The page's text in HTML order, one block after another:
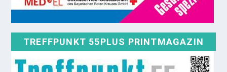
TREFFPUNKT 55PLUS PRINTMAGAZIN